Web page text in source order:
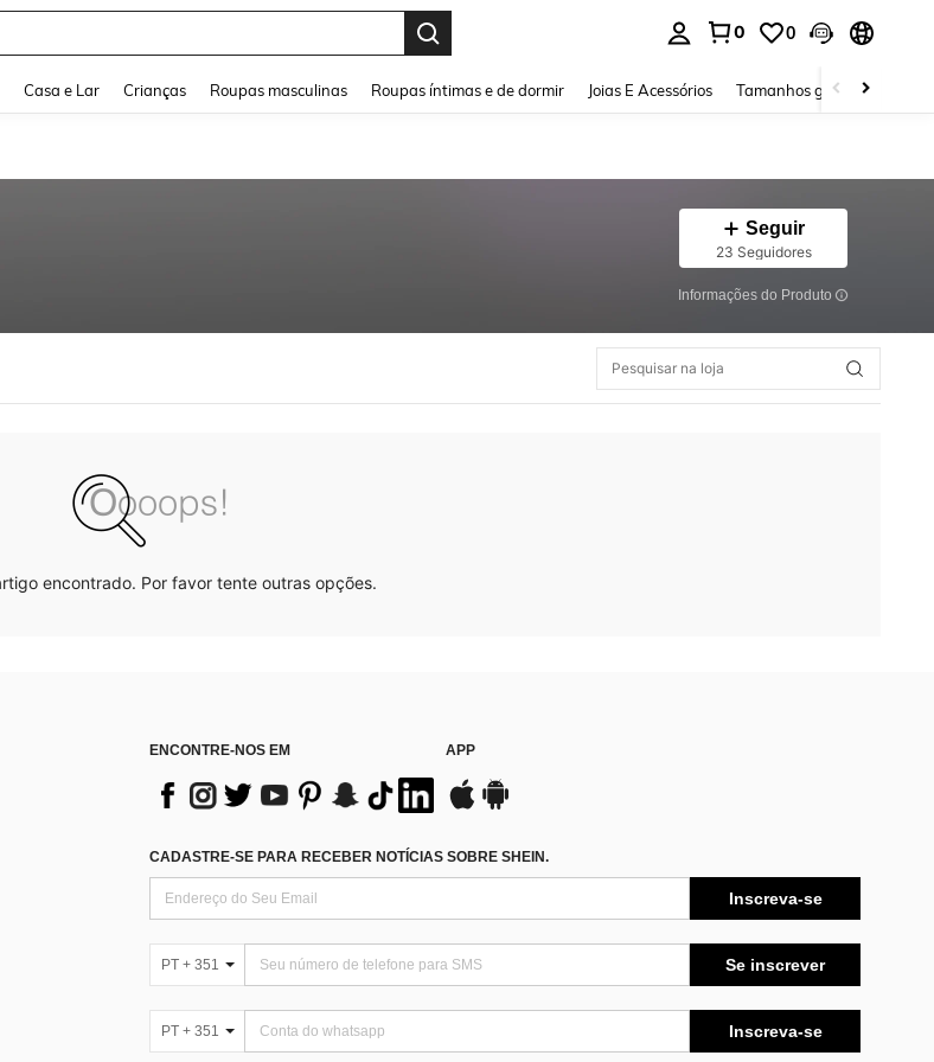
0 0
Casa e Lar Crianças Roupas masculinas Roupas íntimas e de dormir Joias E Acessórios Tamanhos grandes
Seguir
23 Seguidores
Informações do Produto
encontrado. Por favor tente outras opções.
ENCONTRE-NOS EM APP
CADASTRE-SE PARA RECEBER NOTÍCIAS SOBRE SHEIN.
Inscreva-se
PT + 351 Se inscrever
PT + 351 Inscreva-se